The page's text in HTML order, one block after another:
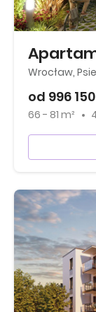
Wrocław,
od 996 150
66 - 81 m²